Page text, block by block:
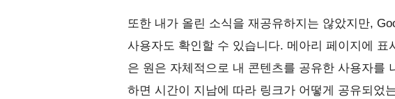
또한 내가 올린 소식을 재공유하지는 않았지만,
사용자도 확인할 수 있습니다. 메아리 페이지에
은 원은 자체적으로 내 콘텐츠를 공유한 사용자를
하면 시간이 지남에 따라 링크가 어떻게 공유되었